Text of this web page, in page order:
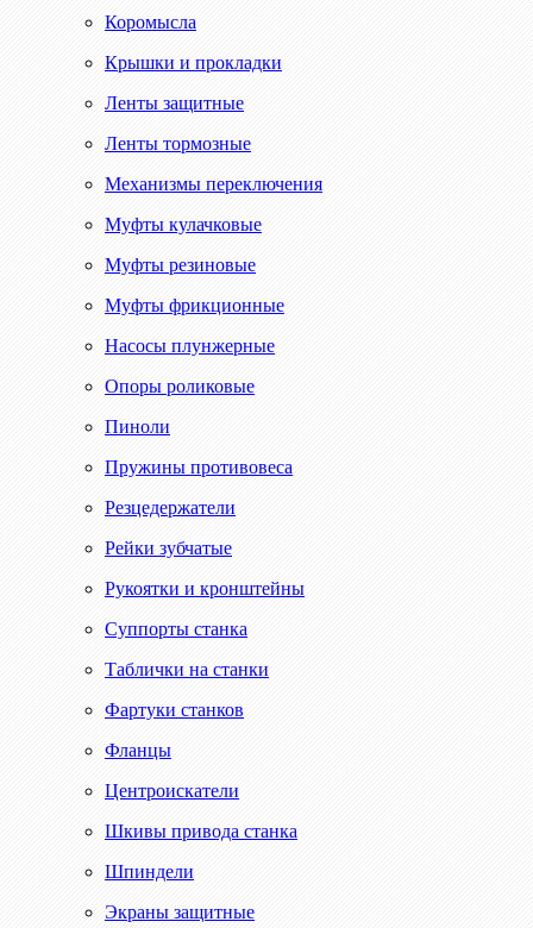
Коромысла
Крышки и прокладки
Ленты защитные
Ленты тормозные
Механизмы переключения
Муфты кулачковые
Муфты резиновые
Муфты фрикционные
Насосы плунжерные
Опоры роликовые
Пиноли
Пружины противовеса
Резцедержатели
Рейки зубчатые
Рукоятки и кронштейны
Суппорты станка
Таблички на станки
Фартуки станков
Фланцы
Центроискатели
Шкивы привода станка
Шпиндели
Экраны защитные